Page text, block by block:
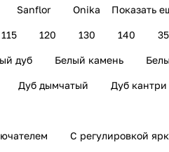
Sanflor Onika Показать
115 120 130 140 35
дуб Белый камень
Дуб дымчатый Дуб кантри
С регулировкой